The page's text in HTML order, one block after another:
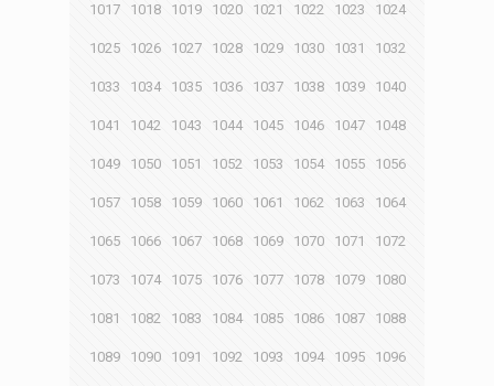
1017 1018 1019 1020 1021 1022 1023 1024
1025 1026 1027 1028 1029 1030 1031 1032
1033 1034 1035 1036 1037 1038 1039 1040
1041 1042 1043 1044 1045 1046 1047 1048
1049 1050 1051 1052 1053 1054 1055 1056
1057 1058 1059 1060 1061 1062 1063 1064
1065 1066 1067 1068 1069 1070 1071 1072
1073 1074 1075 1076 1077 1078 1079 1080
1081 1082 1083 1084 1085 1086 1087 1088
1089 1090 1091 1092 1093 1094 1095 1096